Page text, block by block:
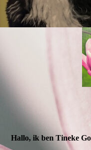
Hallo, ik ben Tineke